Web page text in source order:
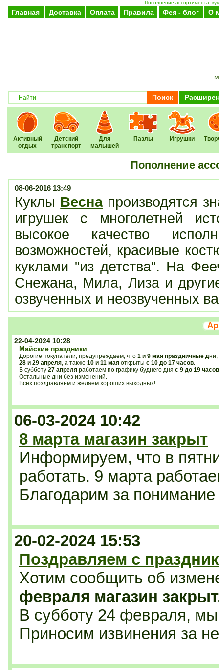
Пополнение ассортимента:
Главная Доставка Оплата Правила Фея - блог О
Поиск
Активный
отдых
Детский
транспорт
Для
малышей
Пазлы Игрушки
Пополнение
08-06-2016 13:49
Куклы Веснапроизводятся
игрушек с многолетней
высокое качество
возможностей, красивые
куклами "из детства". На
Снежана, Мила, Лиза и
озвученных и неозвученных
22-04-2024 10:28
Майские праздники
Дорогие покупатели, предупреждаем, что 1 и 9 мая праздничные дни,
28 и 29 апреля, а также 10 и 11 мая открыты с 10 до 17 часов.
В субботу 27 апреля работаем по графику буднего дня с 9 до 19 часов
Остальные дни без изменений.
Всех поздравляем и желаем хороших выходных!
06-03-2024 10:42
8 марта магазин закрыт
Информируем, что в
работать. 9 марта
Благодарим за
20-02-2024 15:53
Поздравляем с
Хотим сообщить об
февраля магазин
В субботу 24 февраля,
Приносим извинения за